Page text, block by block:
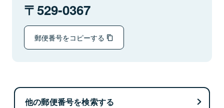
529-0367
郵便番号をコピーする
他の郵便番号を検索する